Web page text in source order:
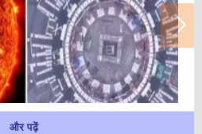
और पढ़ें